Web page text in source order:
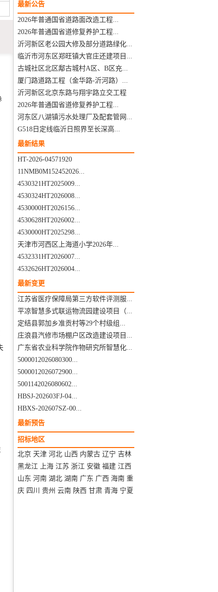
最新公告
2026年普通国省道路面改造工程...
2026年普通国省道修复养护工程...
沂河新区老公园大修及部分道路绿化...
临沂市河东区郑旺镇大官庄还建项目...
古城社区北区鄅古城村A区、B区充...
厦门路道路工程（金华路-沂河路）...
沂河新区北京东路与翔宇路立交工程
2026年普通国省道修复养护工程...
河东区八湖镇污水处理厂及配套管网...
G518日定线临沂日照界至长深高...
最新结果
HT-2026-04571920
11NMB0M152452026...
4530321HT2025009...
4530324HT2026008...
4530000HT2026156...
4530628HT2026002...
4530000HT2025298...
天津市河西区上海道小学2026年...
4532331HT2026007...
4532626HT2026004...
最新变更
江苏省医疗保障局第三方软件评测服...
平凉智慧多式联运物流园建设项目（...
定结县郭加乡准贡村等29个村级组...
庄浪县汽修市场棚户区改造建设项目...
广东省农业科学院作物研究所智慧化...
5000012026080300...
5000012026072900...
5001142026080602...
HBSJ-202603FJ-04...
HBXS-202607SZ-00...
最新预告
招标地区
北京 天津 河北 山西 内蒙古 辽宁 吉林
黑龙江
上海 江苏 浙江 安徽 福建 江西
山东 河南 湖北 湖南 广东 广西 海南 重
庆 四川 贵州 云南 陕西 甘肃 青海 宁夏